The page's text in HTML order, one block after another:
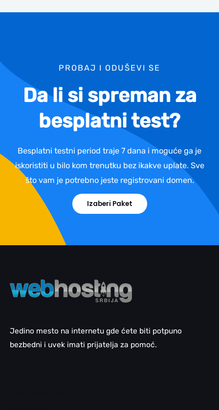
PROBAJ I ODUŠEVI SE
Da li si spreman za
besplatni test?
Besplatni testni period traje 7 dana i moguće ga je
iskoristiti u bilo kom trenutku bez ikakve uplate. Sve
što vam je potrebno jeste registrovani domen.
Izaberi Paket
Jedino mesto na internetu gde ćete biti potpuno
bezbedni i uvek imati prijatelja za pomoć.